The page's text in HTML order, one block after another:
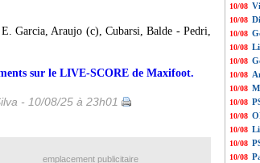
Garcia, Araujo (c), Cubarsi, Balde - Pedri,
sur le LIVE-SCORE de Maxifoot.
- 10/08/25 à 23h01
10/08
10/08
10/08
10/08
10/08
10/08
10/08
10/08
10/08
10/08
10/08
10/08
emplacement publicitaire